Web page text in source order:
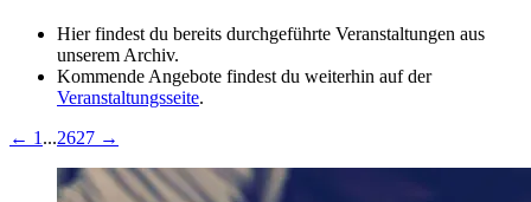
Hier findest du bereits durchgeführte Veranstaltungen aus
unserem Archiv.
Kommende Angebote findest du weiterhin auf der
Veranstaltungsseite.
← 1 ...2627 →